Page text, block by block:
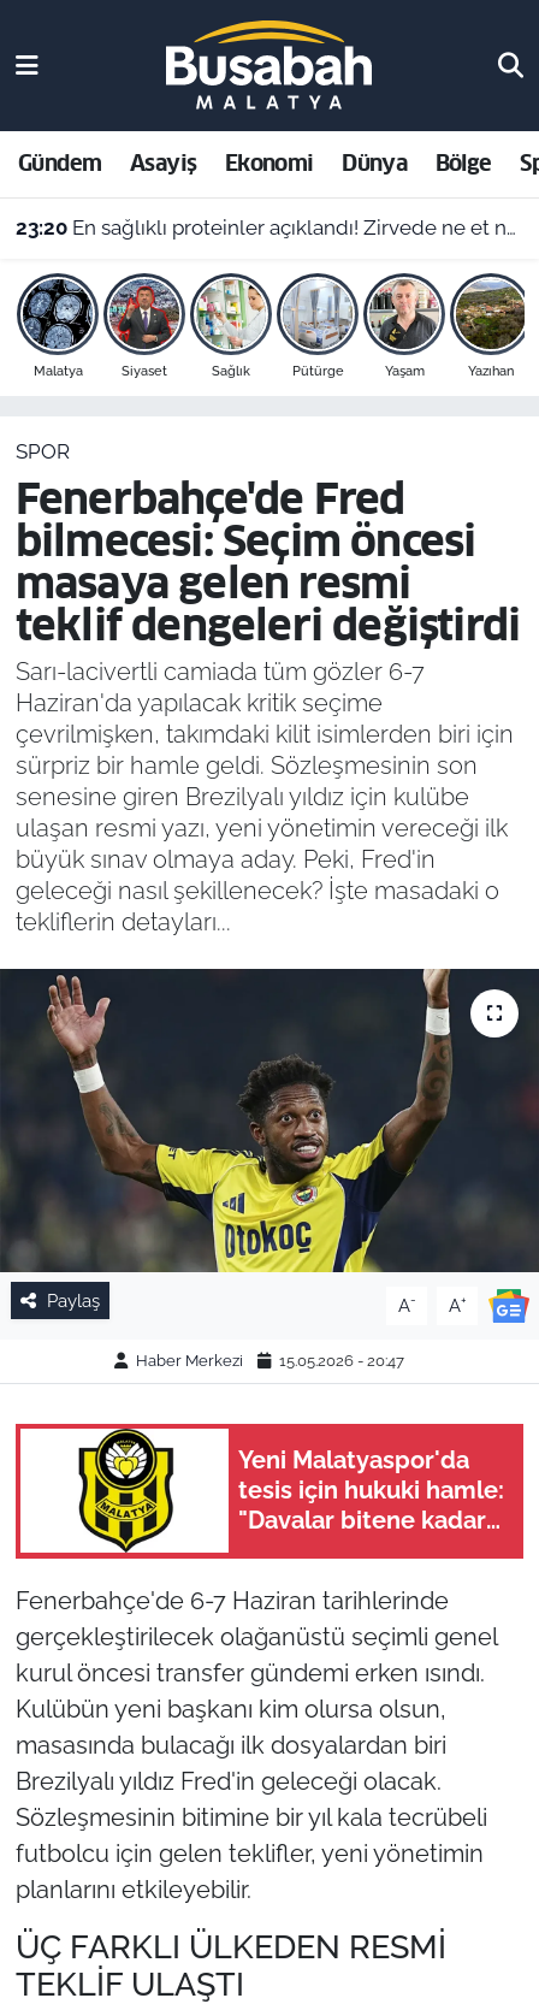
Gündem Asayiş Ekonomi Dünya Bölge
23:20 En sağlıklı proteinler açıklandı! Zirvede ne et ne de yumurta var
Malatya Siyaset Sağlık Pütürge Yaşam Yazıhan
SPOR
Fenerbahçe'de Fred
bilmecesi: Seçim öncesi
masaya gelen resmi
teklif dengeleri değiştirdi
Sarı-lacivertli camiada tüm gözler 6-7
Haziran'da yapılacak kritik seçime
çevrilmişken, takımdaki kilit isimlerden biri için
sürpriz bir hamle geldi. Sözleşmesinin son
senesine giren Brezilyalı yıldız için kulübe
ulaşan resmi yazı, yeni yönetimin vereceği ilk
büyük sınav olmaya aday. Peki, Fred'in
geleceği nasıl şekillenecek? İşte masadaki o
tekliflerin detayları...
Paylaş A- A+
Haber Merkezi 15.05.2026 - 20:47
Yeni Malatyaspor'da
tesis için hukuki hamle:
"Davalar bitene kadar
Fenerbahçe'de 6-7 Haziran tarihlerinde
gerçekleştirilecek olağanüstü seçimli genel
kurul öncesi transfer gündemi erken ısındı.
Kulübün yeni başkanı kim olursa olsun,
masasında bulacağı ilk dosyalardan biri
Brezilyalı yıldız Fred'in geleceği olacak.
Sözleşmesinin bitimine bir yıl kala tecrübeli
futbolcu için gelen teklifler, yeni yönetimin
planlarını etkileyebilir.
ÜÇ FARKLI ÜLKEDEN RESMİ
TEKLİF ULAŞTI
Asayiş
Ekonomi
Dünya
Bölge
Resmi İlanlar
Malatya Nöbetçi Eczaneler
Malatya Hava Durumu
Malatya Namaz Vakitleri
Malatya Trafik Yoğunluk Haritası
Süper Lig Puan Durumu ve Fikstür
Son Dakika Haberleri
Haber Arşivi